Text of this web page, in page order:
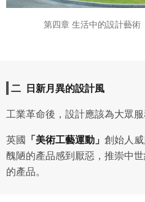
第四章 生活中的設計藝術
二 日新月異的設計風
工業革命後，設計應該為大眾
英國 「美術工藝運動」 創始人
醜陋的產品感到厭惡，推崇中
的產品。